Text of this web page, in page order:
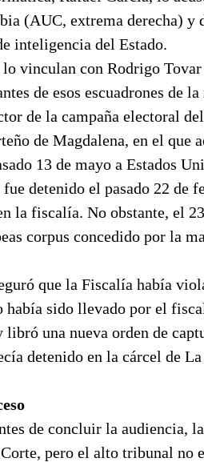
(AUC, extrema derecha)
inteligencia del Estado.
vinculan con Rodrigo Tovar
de esos escuadrones de
de la campaña electoral
de Magdalena, en el que
13 de mayo a Estados
detenido el pasado 22 de
la fiscalía. No obstante, el
corpus concedido por la
que la Fiscalía había
había sido llevado por el
una nueva orden de
detenido en la cárcel de
de concluir la audiencia,
pero el alto tribunal